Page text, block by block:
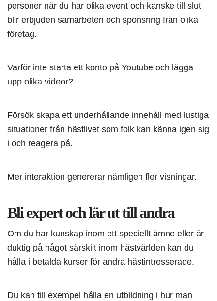
personer när du har olika event och kanske till slut
blir erbjuden samarbeten och sponsring från olika
företag.
Varför inte starta ett konto på Youtube och lägga
upp olika videor?
Försök skapa ett underhållande innehåll med lustiga
situationer från hästlivet som folk kan känna igen sig
i och reagera på.
Mer interaktion genererar nämligen fler visningar.
Bli expert och lär ut till andra
Om du har kunskap inom ett speciellt ämne eller är
duktig på något särskilt inom hästvärlden kan du
hålla i betalda kurser för andra hästintresserade.
Du kan till exempel hålla en utbildning i hur man